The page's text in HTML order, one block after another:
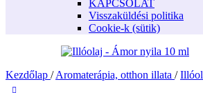
KAPCSOLAT
Visszaküldési politika
Cookie-k (sütik)
Kezdőlap / Aromaterápia, otthon illata /